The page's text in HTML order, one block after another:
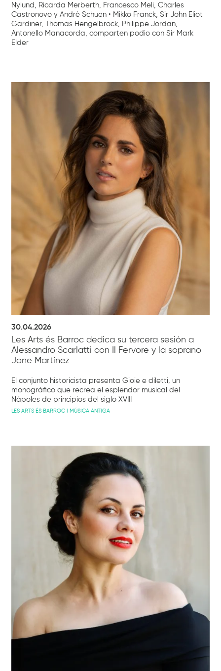
Nylund, Ricarda Merberth, Francesco Meli, Charles
Castronovo y Andrè Schuen • Mikko Franck, Sir John Eliot
Gardiner, Thomas Hengelbrock, Philippe Jordan,
Antonello Manacorda, comparten podio con Sir Mark
Elder
30.04.2026
Les Arts és Barroc dedica su tercera sesión a
Alessandro Scarlatti con Il Fervore y la soprano
Jone Martínez
El conjunto historicista presenta Gioie e diletti, un
monográfico que recrea el esplendor musical del
Nápoles de principios del siglo XVIII
LES ARTS ÉS BARROC I MÚSICA ANTIGA